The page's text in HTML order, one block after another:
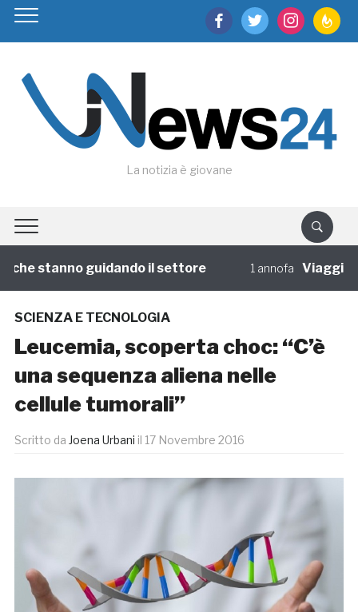
facebooktwitter instagram
La notizia è giovane
stanno guidando il settore 1 annofa Viaggi di
SCIENZA E TECNOLOGIA
Leucemia, scoperta choc: “C’è
una sequenza aliena nelle
cellule tumorali”
Scritto da Joena Urbani il 17 Novembre 2016